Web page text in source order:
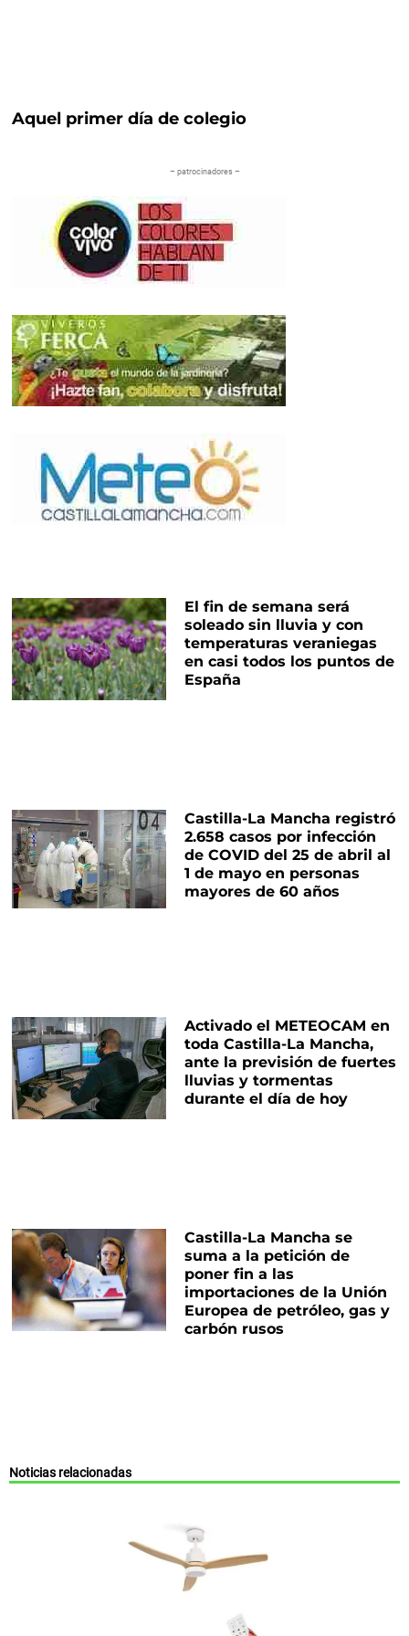
Aquel primer día de colegio
– patrocinadores –
El fin de semana será
soleado sin lluvia y con
temperaturas veraniegas
en casi todos los puntos de
España
Castilla-La Mancha registró
2.658 casos por infección
de COVID del 25 de abril al
1 de mayo en personas
mayores de 60 años
Activado el METEOCAM en
toda Castilla-La Mancha,
ante la previsión de fuertes
lluvias y tormentas
durante el día de hoy
Castilla-La Mancha se
suma a la petición de
poner fin a las
importaciones de la Unión
Europea de petróleo, gas y
carbón rusos
Noticias relacionadas